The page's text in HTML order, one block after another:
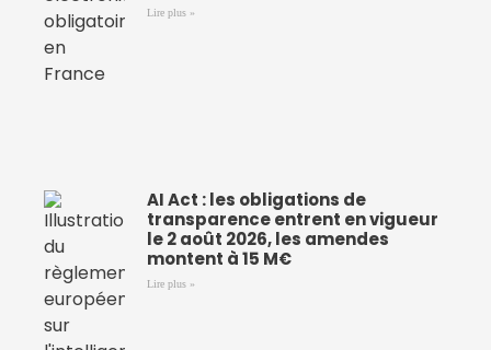
Lire plus »
AI Act : les obligations de
transparence entrent en vigueur
le 2 août 2026, les amendes
montent à 15 M€
Lire plus »